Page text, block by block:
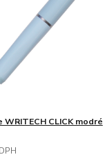
WRITECH CLICK modré